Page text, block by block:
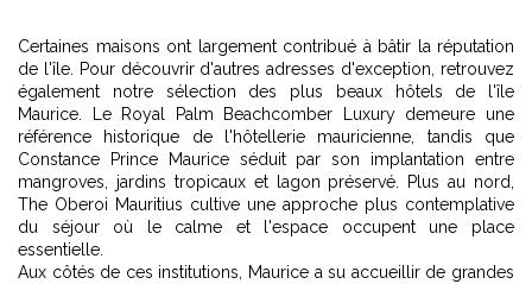
Certaines maisons ont largement contribué à bâtir la réputation
de l'île. Pour découvrir d'autres adresses d'exception, retrouvez
également notre sélection des plus beaux hôtels de l'île
Maurice . Le Royal Palm Beachcomber Luxury demeure une
référence historique de l'hôtellerie mauricienne, tandis que
Constance Prince Maurice séduit par son implantation entre
mangroves, jardins tropicaux et lagon préservé. Plus au nord,
The Oberoi Mauritius cultive une approche plus contemplative
du séjour où le calme et l'espace occupent une place
essentielle.
Aux côtés de ces institutions, Maurice a su accueillir de grandes